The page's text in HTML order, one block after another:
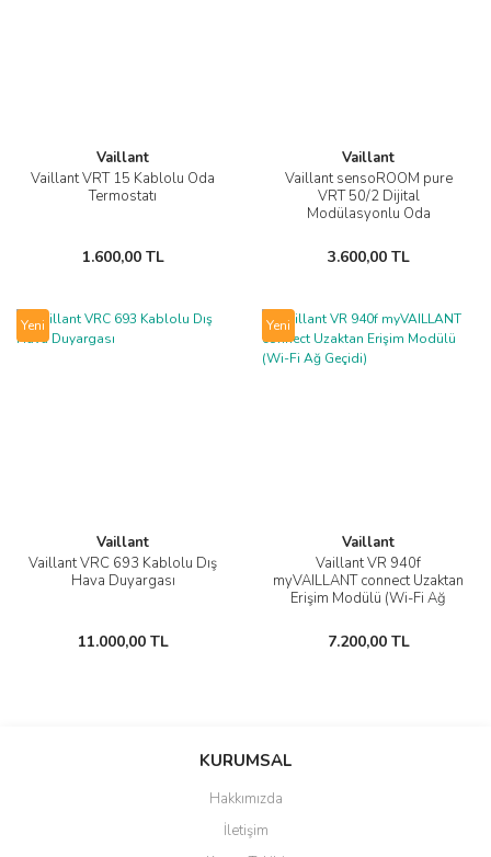
Vaillant
Vaillant VRT 15 Kablolu Oda
Termostatı
1.600,00 TL
Vaillant
Vaillant sensoROOM pure
VRT 50/2 Dijital
Modülasyonlu Oda
3.600,00 TL
Yeni
Vaillant
Vaillant VRC 693 Kablolu Dış
Hava Duyargası
11.000,00 TL
Yeni
Vaillant
Vaillant VR 940f
myVAILLANT connect Uzaktan
Erişim Modülü (Wi-Fi Ağ
7.200,00 TL
KURUMSAL
Hakkımızda
İletişim